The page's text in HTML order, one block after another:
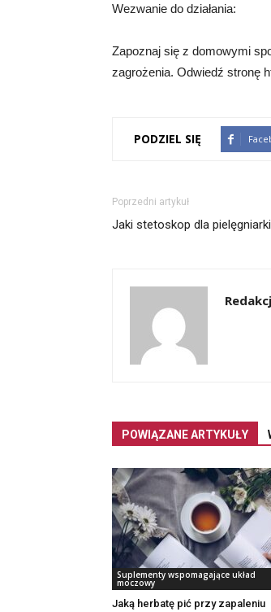
Wezwanie do działania:
Zapoznaj się z domowymi
zagrożenia. Odwiedź stronę
PODZIEL SIĘ
Poprzedni artykuł
Jaki stetoskop dla
POWIĄZANE ARTYKUŁY
Suplementy wspomagające układ
moczowy
Jaką herbatę pić przy zapaleniu